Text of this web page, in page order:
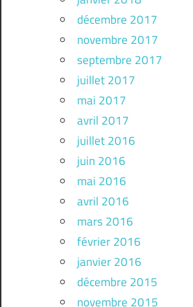
décembre 2017
novembre 2017
septembre 2017
juillet 2017
mai 2017
avril 2017
juillet 2016
juin 2016
mai 2016
avril 2016
mars 2016
février 2016
janvier 2016
décembre 2015
novembre 2015